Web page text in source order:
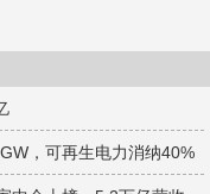
，可再生电力消纳40%